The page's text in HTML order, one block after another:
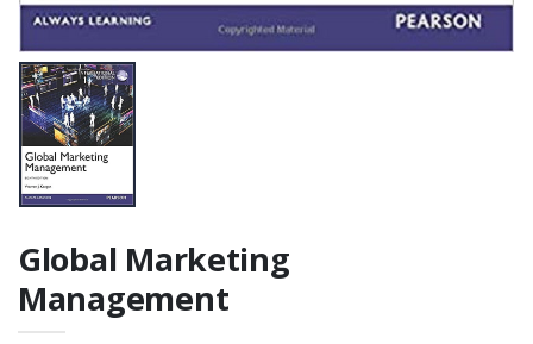
Global Marketing
Management